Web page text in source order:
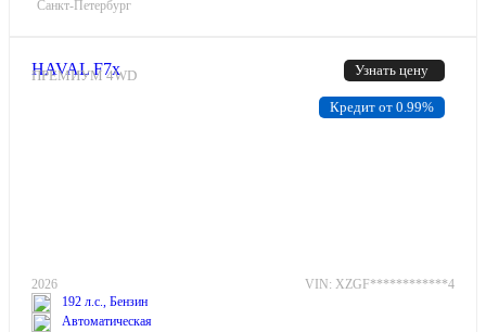
Санкт-Петербург
Узнать цену
HAVAL F7x
ПРЕМИУМ 4WD
2026
VIN: XZGF************4
192 л.с., Бензин
Автоматическая
Кредит от 0.99%